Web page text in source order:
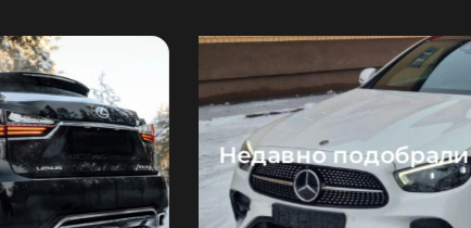
Недавно подобрали